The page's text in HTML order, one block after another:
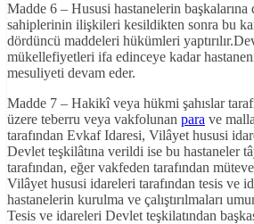
Madde 6 – Hususi hastanelerin başkalarına
sahiplerinin ilişkileri kesildikten sonra bu
dördüncü maddeleri hükümleri
mükellefiyetleri ifa edinceye kadar
mesuliyeti devam eder.
Madde 7 – Hakikî veya hükmi şahıslar
üzere teberru veya vakfolunan para ve
tarafından Evkaf Idaresi, Vilâyet hususi
Devlet teşkilâtına verildi ise bu hastaneler
tarafından, eğer vakfeden tarafından
Vilâyet hususi idareleri tarafından tesis ve
hastanelerin kurulma ve çalıştırılmaları
Tesis ve idareleri Devlet teşkilatından